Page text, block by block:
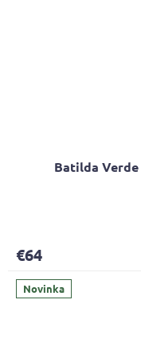
Batilda
€64
Novinka